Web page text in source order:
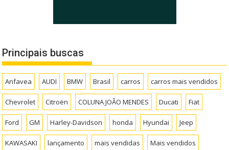
Principais buscas
Anfavea AUDI BMW Brasil carros carros mais vendidos
Chevrolet Citroën COLUNA JOÃO MENDES Ducati Fiat
Ford GM Harley-Davidson honda Hyundai Jeep
KAWASAKI lançamento mais vendidas Mais vendidos